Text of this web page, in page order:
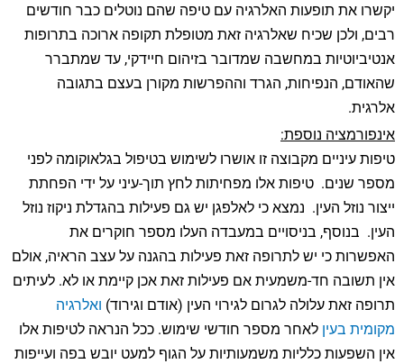
יקשרו את תופעות האלרגיה עם טיפה שהם נוטלים כבר חודשים
רבים, ולכן שכיח שאלרגיה זאת מטופלת תקופה ארוכה בתרופות
אנטיביוטיות במחשבה שמדובר בזיהום חיידקי, עד שמתברר
שהאודם, הנפיחות, הגרד וההפרשות מקורן בעצם בתגובה
אלרגית.
אינפורמציה נוספת:
טיפות עיניים מקבוצה זו אושרו לשימוש בטיפול בגלאוקומה לפני
מספר שנים. טיפות אלו מפחיתות לחץ תוך-עיני על ידי הפחתת
ייצור נוזל העין. נמצא כי לאלפגן יש גם פעילות בהגדלת ניקוז נוזל
העין. בנוסף, בניסויים במעבדה העלו מספר חוקרים את
האפשרות כי יש לתרופה זאת פעילות בהגנה על עצב הראיה, אולם
אין תשובה חד-משמעית אם פעילות זאת אכן קיימת או לא. לעיתים
תרופה זאת עלולה לגרום לגירוי העין (אודם וגירוד) ואלרגיה
מקומית בעין לאחר מספר חודשי שימוש. ככל הנראה לטיפות אלו
אין השפעות כלליות משמעותיות על הגוף למעט יובש בפה ועייפות